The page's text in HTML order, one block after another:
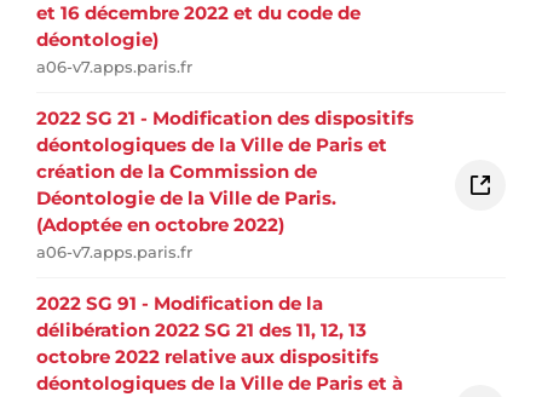
et 16 décembre 2022 et du code de
déontologie)
a06-v7.apps.paris.fr
2022 SG 21 - Modification des dispositifs
déontologiques de la Ville de Paris et
création de la Commission de
Déontologie de la Ville de Paris.
(Adoptée en octobre 2022)
a06-v7.apps.paris.fr
2022 SG 91 - Modification de la
délibération 2022 SG 21 des 11, 12, 13
octobre 2022 relative aux dispositifs
déontologiques de la Ville de Paris et à